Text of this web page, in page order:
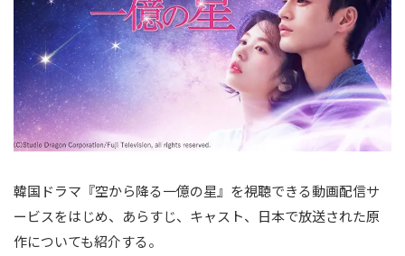
韓国ドラマ『空から降る一億の星』を視聴できる動画配信サ
ービスをはじめ、あらすじ、キャスト、日本で放送された原
作についても紹介する。